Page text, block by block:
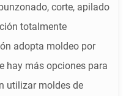
corte, apilado
totalmente
adopta moldeo por
hay más opciones para
utilizar moldes de